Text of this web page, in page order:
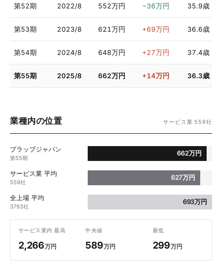
第52期 2022/8 552万円 −36万円 35.9歳
第53期 2023/8 621万円 +69万円 36.6歳
第54期 2024/8 648万円 +27万円 37.4歳
第55期 2025/8 662万円 +14万円 36.3歳
業種内の位置 サービス業 559社
プラップジャパン
第55期
662万円
サービス業 平均
559社
627万円
全上場 平均
3793社
693万円
サービス業内 最高
2,266万円
中央値
589万円
最低
299万円